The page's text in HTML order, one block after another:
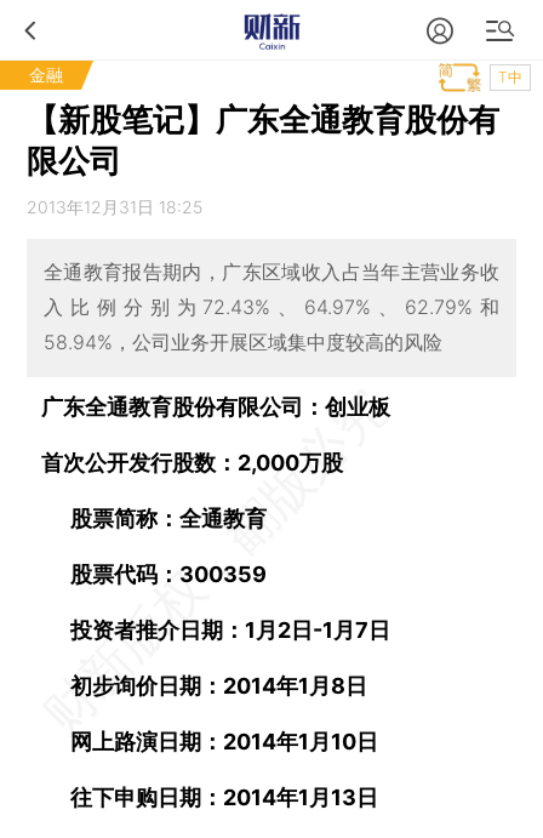
金融 T中
【新股笔记】广东全通教育股份有
限公司
2013年12月31日 18:25
全通教育报告期内，广东区域收入占当年主营业务收
入比例分别为72.43%、64.97%、62.79%和
58.94%，公司业务开展区域集中度较高的风险
广东全通教育股份有限公司：创业板
首次公开发行股数：2,000万股
股票简称：全通教育
股票代码：300359
投资者推介日期：1月2日-1月7日
初步询价日期：2014年1月8日
网上路演日期：2014年1月10日
往下申购日期：2014年1月13日